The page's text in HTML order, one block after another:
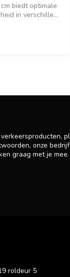
biedt optimale
in verschille...
onze
graag met je mee.
roldeur 5